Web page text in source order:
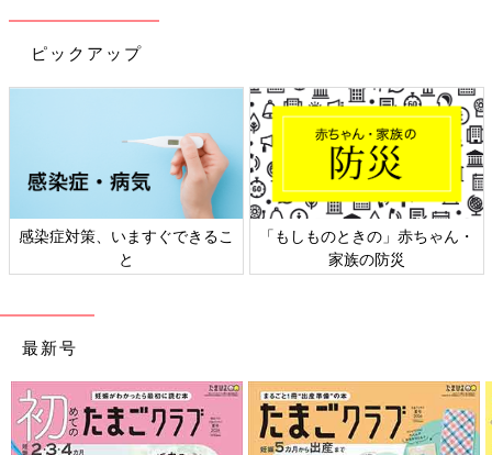
ピックアップ
感染症対策、いますぐできるこ
と
「もしものときの」赤ちゃん・
家族の防災
最新号